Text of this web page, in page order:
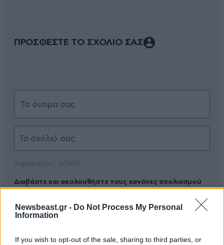
Newsbeast.gr - Do Not Process My Personal
Information
If you wish to opt-out of the sale, sharing to third parties, or
ΠΡΟΣΘΕΣΤΕ ΤΟ ΣΧΟΛΙΟ ΣΑΣ
Διαβάστε και ακολουθήστε τους κανόνες σχολιασμού
ΠΡΟΣΘΗΚΗ